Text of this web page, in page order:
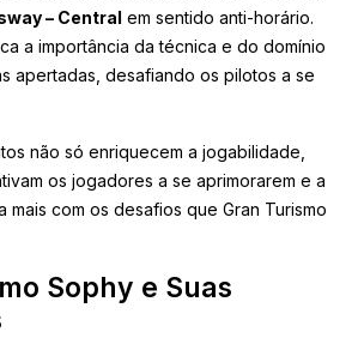
– Central em sentido anti-horário.
a importância da técnica e do domínio
apertadas, desafiando os pilotos a se
não só enriquecem a jogabilidade,
os jogadores a se aprimorarem e a
mais com os desafios que Gran Turismo
Sophy e Suas